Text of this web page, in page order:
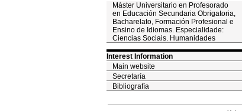
Máster Universitario en Profesorado
en Educación Secundaria Obrigatoria,
Bacharelato, Formación Profesional e
Ensino de Idiomas. Especialidade:
Ciencias Sociais. Humanidades
Interest Information
Main website
Secretaría
Bibliografía